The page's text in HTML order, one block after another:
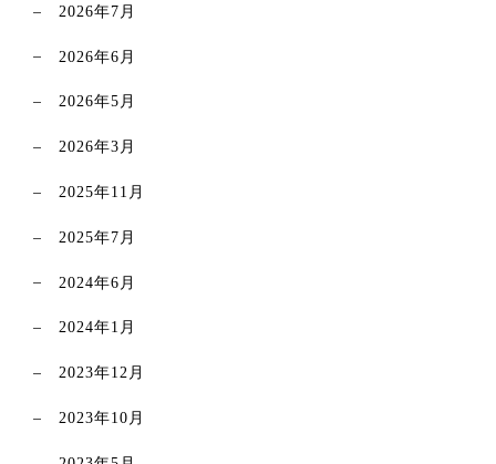
2026年7月
2026年6月
2026年5月
2026年3月
2025年11月
2025年7月
2024年6月
2024年1月
2023年12月
2023年10月